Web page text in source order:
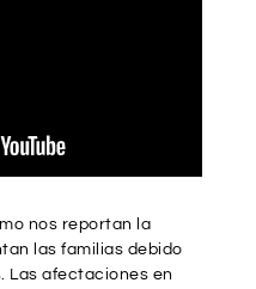
nos reportan la
las familias debido
Las afectaciones en